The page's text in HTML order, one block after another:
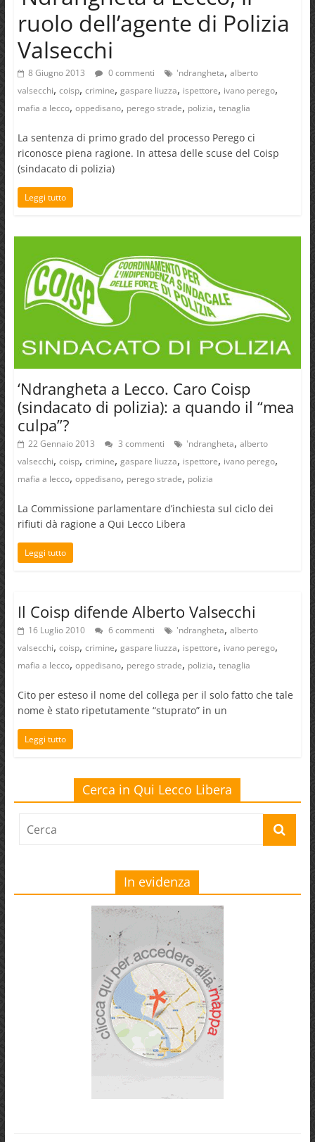
ruolo dell’agente di Polizia
Valsecchi
8 Giugno 2013 0 commenti 'ndrangheta, alberto
valsecchi, coisp, crimine, gaspare liuzza, ispettore, ivano perego,
mafia a lecco, oppedisano, perego strade, polizia, tenaglia
La sentenza di primo grado del processo Perego ci
riconosce piena ragione. In attesa delle scuse del Coisp
(sindacato di polizia)
Leggi tutto
‘Ndrangheta a Lecco. Caro Coisp
(sindacato di polizia): a quando il “mea
culpa”?
22 Gennaio 2013 3 commenti 'ndrangheta, alberto
valsecchi, coisp, crimine, gaspare liuzza, ispettore, ivano perego,
mafia a lecco, oppedisano, perego strade, polizia
La Commissione parlamentare d’inchiesta sul ciclo dei
rifiuti dà ragione a Qui Lecco Libera
Leggi tutto
Il Coisp difende Alberto Valsecchi
16 Luglio 2010 6 commenti 'ndrangheta, alberto
valsecchi, coisp, crimine, gaspare liuzza, ispettore, ivano perego,
mafia a lecco, oppedisano, perego strade, polizia, tenaglia
Cito per esteso il nome del collega per il solo fatto che tale
nome è stato ripetutamente “stuprato” in un
Leggi tutto
Cerca in Qui Lecco Libera
In evidenza